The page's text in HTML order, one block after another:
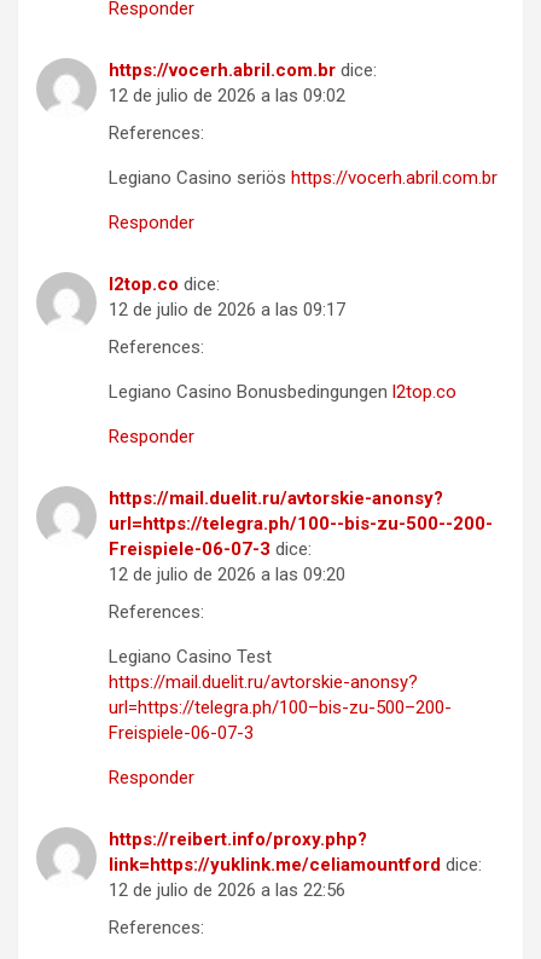
Responder
https://vocerh.abril.com.br dice:
12 de julio de 2026 a las 09:02
References:
Legiano Casino seriös https://vocerh.abril.com.br
Responder
l2top.co dice:
12 de julio de 2026 a las 09:17
References:
Legiano Casino Bonusbedingungen l2top.co
Responder
https://mail.duelit.ru/avtorskie-anonsy?
url=https://telegra.ph/100--bis-zu-500--200-
Freispiele-06-07-3 dice:
12 de julio de 2026 a las 09:20
References:
Legiano Casino Test
https://mail.duelit.ru/avtorskie-anonsy?
url=https://telegra.ph/100–bis-zu-500–200-
Freispiele-06-07-3
Responder
https://reibert.info/proxy.php?
link=https://yuklink.me/celiamountford dice:
12 de julio de 2026 a las 22:56
References: